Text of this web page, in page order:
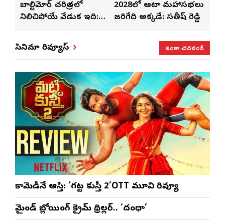
బాల్టిమోర్ చరిత్రలో
నిలిచిపోయే వేడుక ఇది:
2028లో ఆటా మహాసభలు
జరిగేది అక్కడే: సతీష్ రెడ్డి
సినిమా రివ్యూస్ ఇంకా చదవండి
కామెడీనే ఆస్తి: ‘గట్ట కుస్తీ 2’OTT మూవి రివ్యూ
మైండ్ బ్లోయింగ్ క్రైమ్ థ్రిల్లర్.. ‘దంధా’